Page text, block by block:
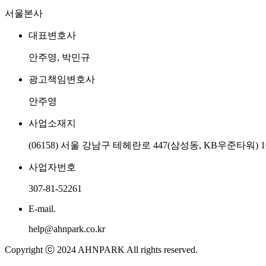
서울본사
대표변호사
안주영, 박민규
광고책임변호사
안주영
사업소재지
(06158) 서울 강남구 테헤란로 447(삼성동, KB우준타워)
사업자번호
307-81-52261
E-mail.
help@ahnpark.co.kr
Copyright ⓒ 2024 AHNPARK All rights reserved.